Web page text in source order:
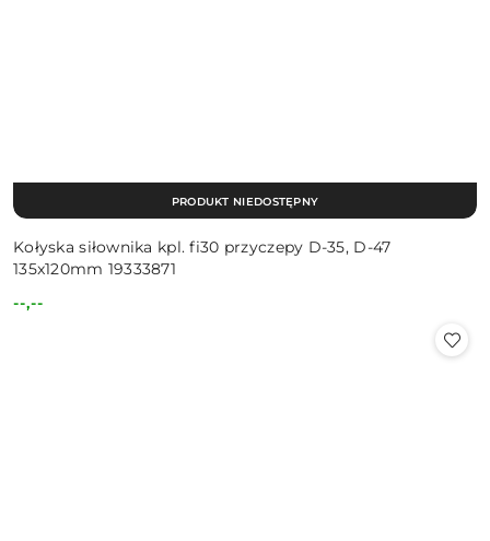
Kołyska siłownika kpl. fi30 przyczepy D-35, D-47
135x120mm 19333871
Cena:
--,--
PRODUKT NIEDOSTĘPNY